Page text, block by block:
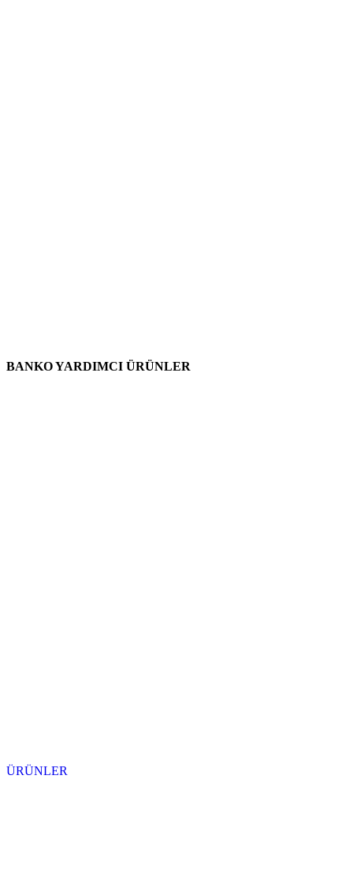
BANKO YARDIMCI ÜRÜNLER
ÜRÜNLER